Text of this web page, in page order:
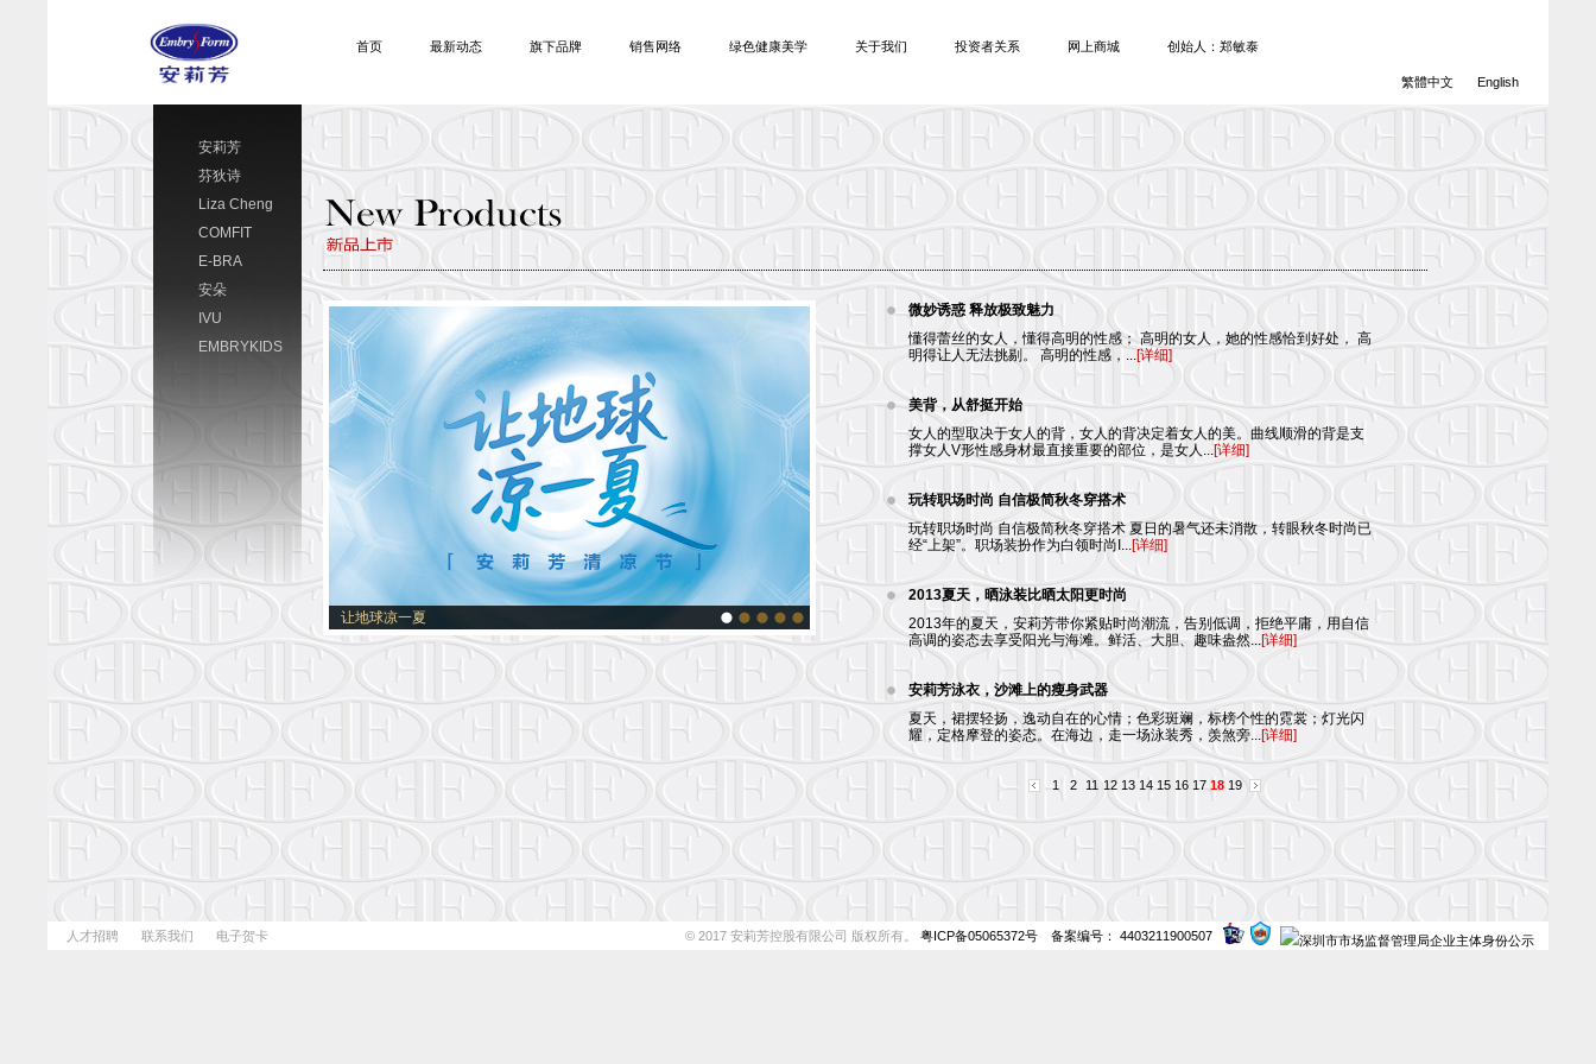
首页 最新动态 旗下品牌 销售网络 绿色健康美学 关于我们 投资者关系 网上商城 创始人：郑敏泰
繁體中文 English
安莉芳
芬狄诗
Liza Cheng
COMFIT
E-BRA
安朵
IVU
EMBRYKIDS
让地球凉一夏
微妙诱惑 释放极致魅力
懂得蕾丝的女人，懂得高明的性感； 高明的女人，她的性感恰到好处， 高
明得让人无法挑剔。 高明的性感，...[详细]
美背，从舒挺开始
女人的型取决于女人的背，女人的背决定着女人的美。曲线顺滑的背是支
撑女人V形性感身材最直接重要的部位，是女人...[详细]
玩转职场时尚 自信极简秋冬穿搭术
玩转职场时尚 自信极简秋冬穿搭术 夏日的暑气还未消散，转眼秋冬时尚已
经“上架”。职场装扮作为白领时尚I...[详细]
2013夏天，晒泳装比晒太阳更时尚
2013年的夏天，安莉芳带你紧贴时尚潮流，告别低调，拒绝平庸，用自信
高调的姿态去享受阳光与海滩。鲜活、大胆、趣味盎然...[详细]
安莉芳泳衣，沙滩上的瘦身武器
夏天，裙摆轻扬，逸动自在的心情；色彩斑斓，标榜个性的霓裳；灯光闪
耀，定格摩登的姿态。在海边，走一场泳装秀，羡煞旁...[详细]
1 2 11 12 13 14 15 16 17 18 19
人才招聘 联系我们 电子贺卡 © 2017 安莉芳控股有限公司 版权所有。 粤ICP备05065372号 备案编号： 4403211900507